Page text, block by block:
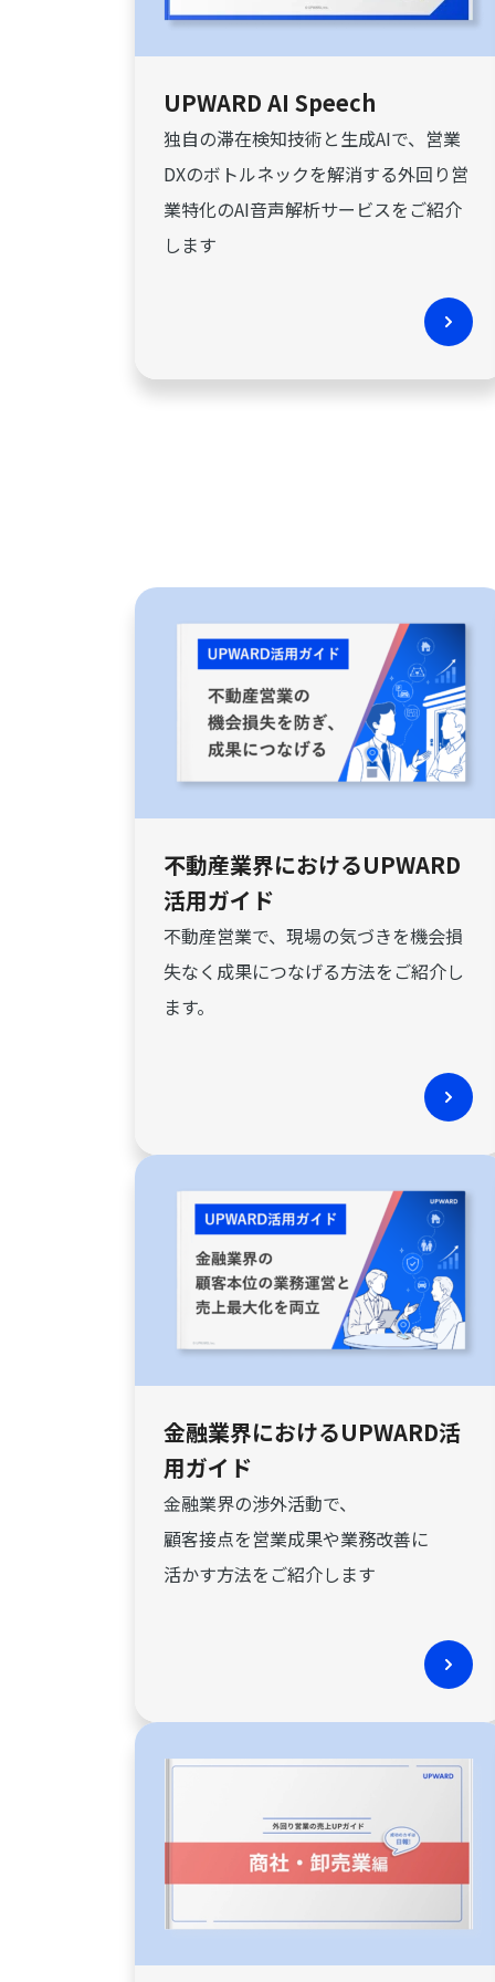
UPWARD AI Speech
独自の滞在検知技術と生成AIで、営業
DXのボトルネックを解消する外回り営
業特化のAI音声解析サービスをご紹介
します
不動産業界におけるUPWARD
活用ガイド
不動産営業で、現場の気づきを機会損
失なく成果につなげる方法をご紹介し
ます。
金融業界におけるUPWARD活
用ガイド
金融業界の渉外活動で、
顧客接点を営業成果や業務改善に
活かす方法をご紹介します